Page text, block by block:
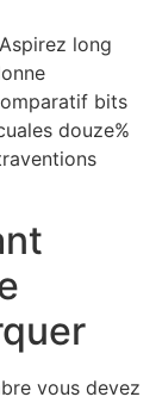
long
bits
douze%
vous devez